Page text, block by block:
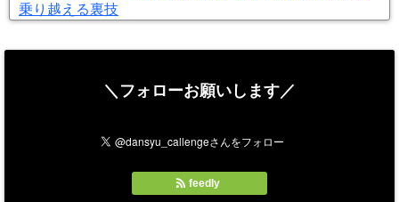
乗り越える裏技
＼フォローお願いします／
feedly